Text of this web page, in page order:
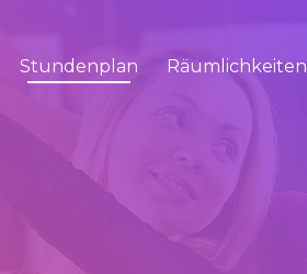
Stundenplan Räumlichkeiten